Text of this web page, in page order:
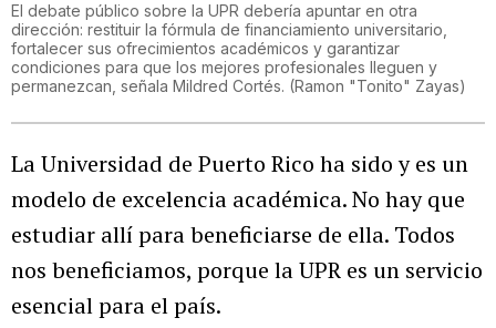
El debate público sobre la UPR debería apuntar en otra
dirección: restituir la fórmula de financiamiento universitario,
fortalecer sus ofrecimientos académicos y garantizar
condiciones para que los mejores profesionales lleguen y
permanezcan, señala Mildred Cortés. (Ramon "Tonito" Zayas)
La Universidad de Puerto Rico ha sido y es un
modelo de excelencia académica. No hay que
estudiar allí para beneficiarse de ella. Todos
nos beneficiamos, porque la UPR es un servicio
esencial para el país.